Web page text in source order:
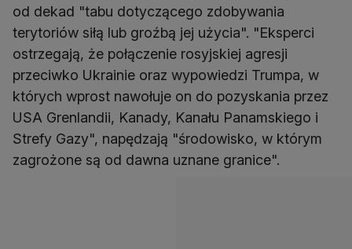
od dekad "tabu dotyczącego zdobywania
terytoriów siłą lub groźbą jej użycia". "Eksperci
ostrzegają, że połączenie rosyjskiej agresji
przeciwko Ukrainie oraz wypowiedzi Trumpa, w
których wprost nawołuje on do pozyskania przez
USA Grenlandii, Kanady, Kanału Panamskiego i
Strefy Gazy", napędzają "środowisko, w którym
zagrożone są od dawna uznane granice".